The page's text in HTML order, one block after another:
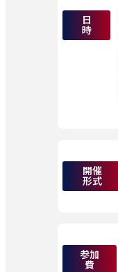
日
時
開催
形式
参加
費